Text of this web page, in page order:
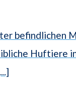
befindlichen
Huftiere